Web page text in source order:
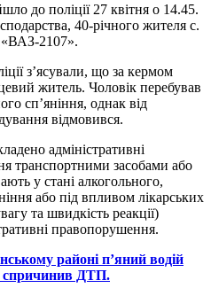
до поліції 27 квітня о 14.45.
40-річного жителя с.
«ВАЗ-2107».
з’ясували, що за кермом
житель. Чоловік перебував
сп’яніння, однак від
відмовився.
адміністративні
транспортними засобами або
у стані алкогольного,
або під впливом лікарських
та швидкість реакції)
правопорушення.
районі п’яний водій
спричинив ДТП.